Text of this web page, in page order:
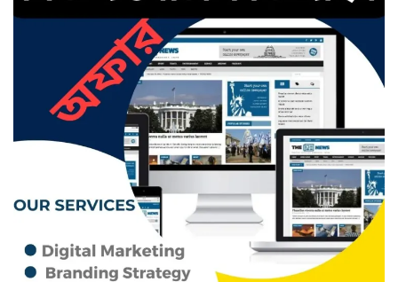
ছাতক থানার পুলিশ সদস্য সংগীতে
শ্রেষ্ঠ শিল্পী নির্বাচিত
ছাতকের নবাগত ইউএনও’র সাথে
প্রেসক্লাব নেতৃবৃন্দের সাক্ষাত
কথাসাহিত্যিক রাবেয়া খাতুন আর নেই